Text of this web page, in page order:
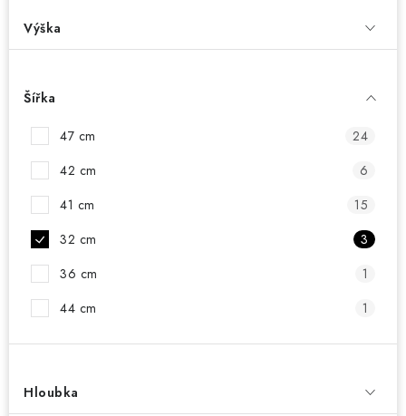
Výška
Šířka
47 cm
24
42 cm
6
41 cm
15
32 cm
3
36 cm
1
44 cm
1
Hloubka